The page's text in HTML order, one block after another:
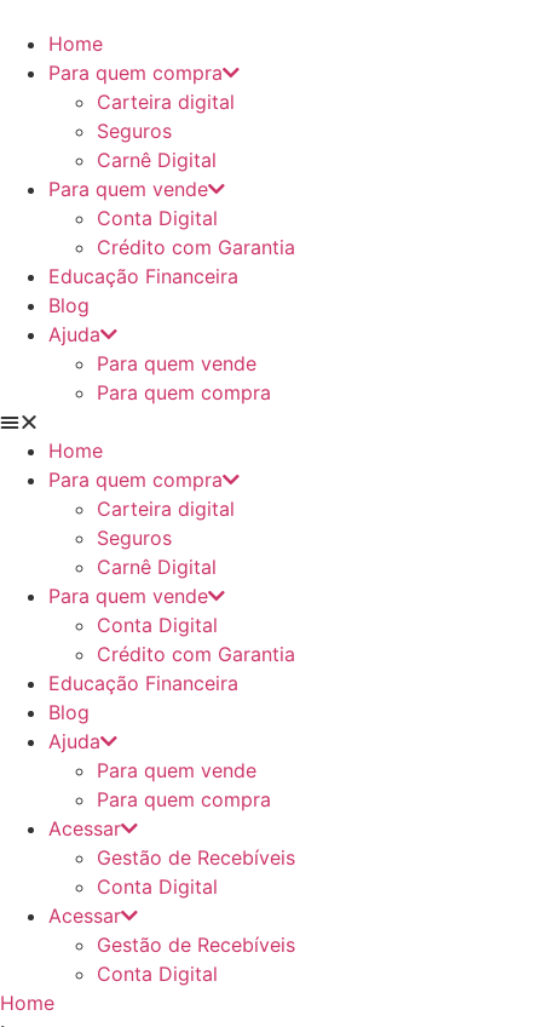
para
conteúdo
Home
Para quem compra
Carteira digital
Seguros
Carnê Digital
Para quem vende
Conta Digital
Crédito com Garantia
Educação Financeira
Blog
Ajuda
Para quem vende
Para quem compra
Home
Para quem compra
Carteira digital
Seguros
Carnê Digital
Para quem vende
Conta Digital
Crédito com Garantia
Educação Financeira
Blog
Ajuda
Para quem vende
Para quem compra
Acessar
Gestão de Recebíveis
Conta Digital
Acessar
Gestão de Recebíveis
Conta Digital
Home